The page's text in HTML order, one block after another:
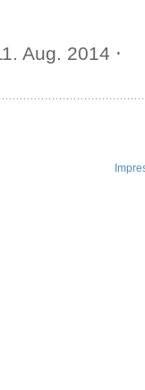
Aug. 2014 ⋅